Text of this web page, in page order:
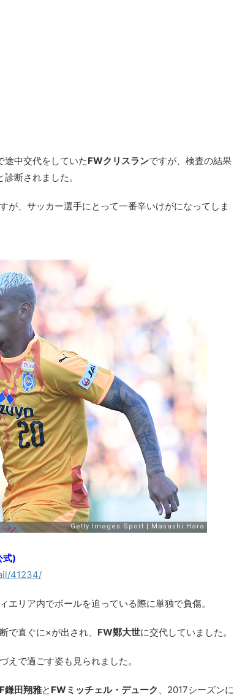
途中交代をしていたFWクリスランですが、検査の結果
断されました。
が、サッカー選手にとって一番辛いけがになってしま
式)
41234/
エリア内でボールを追っている際に単独で負傷。
で直ぐに×が出され、 FW鄭大世に交代していました。
えで過ごす姿も見られました。
鎌田翔雅と FWミッチェル・デューク 、2017シーズンに